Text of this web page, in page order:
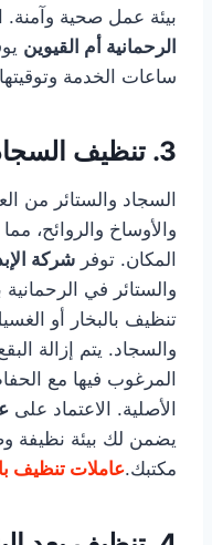
بيئة عمل صحية وآمنة.
الرحمانية أم القيوين
ساعات الخدمة
3. تنظيف السجاد والستائر
السجاد والستائر من
والأوساخ والروائح،
المكان. توفر شركة
والستائر في
تنظيف بالبخار أو
والسجاد. يتم إزالة
المرغوب فيها مع
الأصلية. الاعتماد على
يضمن لك بيئة نظيفة
مكتبك.عاملات تنظيف